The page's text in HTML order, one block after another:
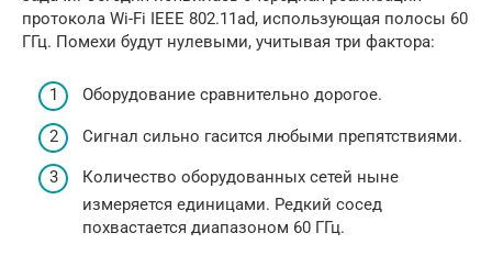
протокола Wi-Fi IEEE 802.11ad, использующая полосы 60
ГГц. Помехи будут нулевыми, учитывая три фактора:
Оборудование сравнительно дорогое.
Сигнал сильно гасится любыми препятствиями.
Количество оборудованных сетей ныне
измеряется единицами. Редкий сосед
похвастается диапазоном 60 ГГц.